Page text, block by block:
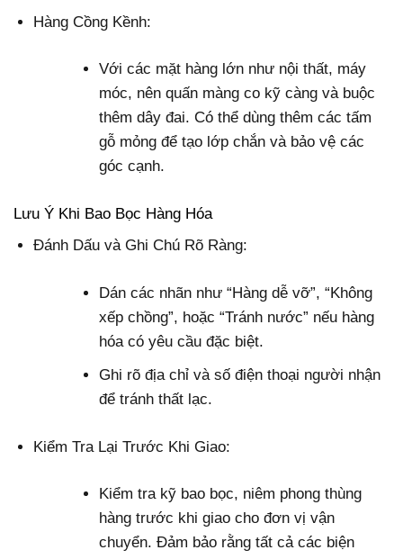
Hàng Cồng Kềnh:
Với các mặt hàng lớn như nội thất, máy
móc, nên quấn màng co kỹ càng và buộc
thêm dây đai. Có thể dùng thêm các tấm
gỗ mỏng để tạo lớp chắn và bảo vệ các
góc cạnh.
Lưu Ý Khi Bao Bọc Hàng Hóa
Đánh Dấu và Ghi Chú Rõ Ràng:
Dán các nhãn như “Hàng dễ vỡ”, “Không
xếp chồng”, hoặc “Tránh nước” nếu hàng
hóa có yêu cầu đặc biệt.
Ghi rõ địa chỉ và số điện thoại người nhận
để tránh thất lạc.
Kiểm Tra Lại Trước Khi Giao:
Kiểm tra kỹ bao bọc, niêm phong thùng
hàng trước khi giao cho đơn vị vận
chuyển. Đảm bảo rằng tất cả các biện